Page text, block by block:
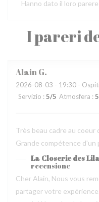
I pareri
AlainG
2026-08-03 - 19:30 -
Servizio : 5/5 Atmosfera : 5
Très beau cadre au
Grande compétence d'un
La Closerie des
recensione
Cher Alain, Nous vous
partager votre
Hanno dato il loro